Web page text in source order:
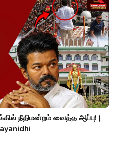
நீதிமன்றம் வைத்த ஆப்பு! |